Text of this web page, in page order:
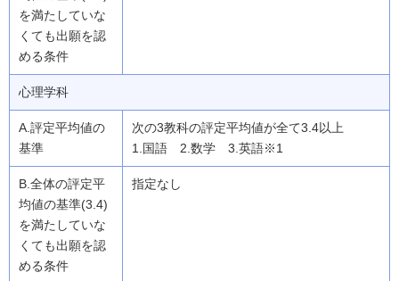
心理学科
次の3教科の評定平均値が全て3.4以上
1.国語 2.数学 3.英語※1
指定なし